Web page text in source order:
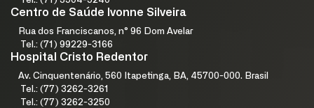
Centro de Saúde Ivonne Silveira
Rua dos Franciscanos, n° 96 Dom Avelar
Tel.: (71) 99229-3166
Hospital Cristo Redentor
Av. Cinquentenário, 560 Itapetinga, BA, 45700-000. Brasil
Tel.: (77) 3262-3261
Tel.: (77) 3262-3250